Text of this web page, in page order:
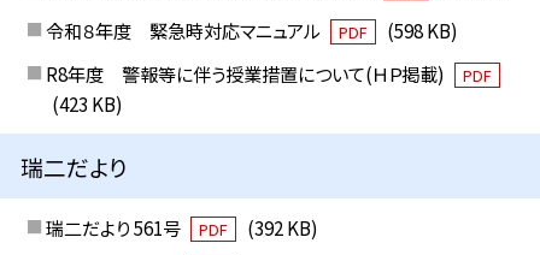
令和８年度 緊急時対応マニュアル
PDF
(598 KB)
R8年度 警報等に伴う授業措置について(ＨＰ掲載)
PDF
(423 KB)
瑞二だより
瑞二だより 561号 PDF
(392 KB)